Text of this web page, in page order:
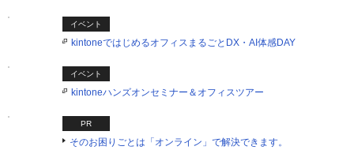
イベント
kintoneではじめるオフィスまるごとDX・AI体感DAY
イベント
kintoneハンズオンセミナー＆オフィスツアー
PR
そのお困りごとは「オンライン」で解決できます。